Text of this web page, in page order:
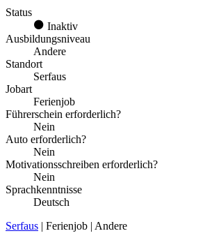
Status
Inaktiv
Ausbildungsniveau
Andere
Standort
Serfaus
Jobart
Ferienjob
Führerschein erforderlich?
Nein
Auto erforderlich?
Nein
Motivationsschreiben erforderlich?
Nein
Sprachkenntnisse
Deutsch
Serfaus | Ferienjob | Andere